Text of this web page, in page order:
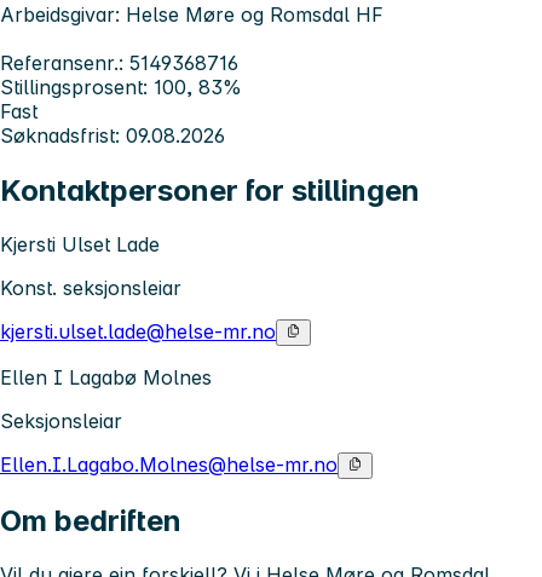
Arbeidsgivar: Helse Møre og Romsdal HF
Referansenr.: 5149368716
Stillingsprosent: 100, 83%
Fast
Søknadsfrist: 09.08.2026
Kontaktpersoner for stillingen
Kjersti Ulset Lade
Konst. seksjonsleiar
kjersti.ulset.lade@helse-mr.no
Ellen I Lagabø Molnes
Seksjonsleiar
Ellen.I.Lagabo.Molnes@helse-mr.no
Om bedriften